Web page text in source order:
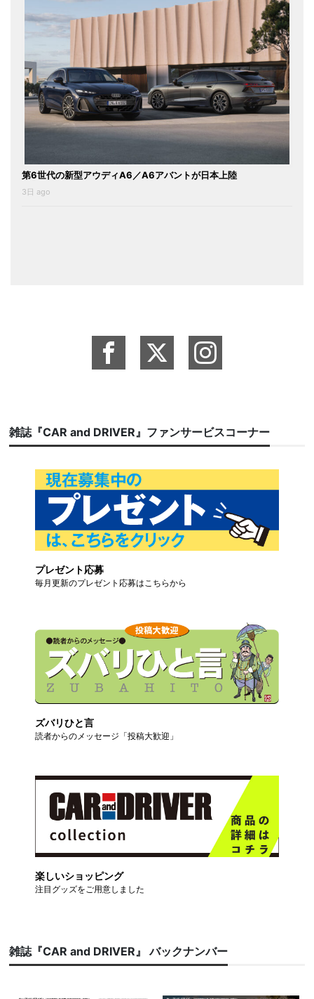
第6世代の新型アウディA6／A6アバントが日本上陸
3日 ago
雑誌『CAR and DRIVER』ファンサービスコーナー
プレゼント応募
毎月更新のプレゼント応募はこちらから
ズバリひと言
読者からのメッセージ「投稿大歓迎」
楽しいショッピング
注目グッズをご用意しました
雑誌『CAR and DRIVER』 バックナンバー